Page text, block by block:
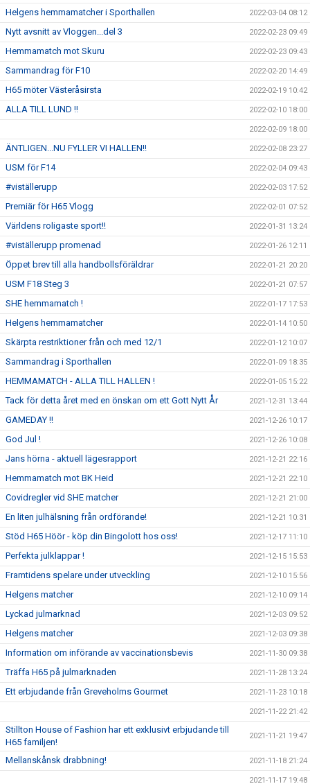
Helgens hemmamatcher i Sporthallen 2022-03-04 08:12
Nytt avsnitt av Vloggen...del 3 2022-02-23 09:49
Hemmamatch mot Skuru 2022-02-23 09:43
Sammandrag för F10 2022-02-20 14:49
H65 möter Västeråsirsta 2022-02-19 10:42
ALLA TILL LUND !! 2022-02-10 18:00
2022-02-09 18:00
ÄNTLIGEN...NU FYLLER VI HALLEN!! 2022-02-08 23:27
USM för F14 2022-02-04 09:43
#viställerupp 2022-02-03 17:52
Premiär för H65 Vlogg 2022-02-01 07:52
Världens roligaste sport!! 2022-01-31 13:24
#viställerupp promenad 2022-01-26 12:11
Öppet brev till alla handbollsföräldrar 2022-01-21 20:20
USM F18 Steg 3 2022-01-21 07:57
SHE hemmamatch ! 2022-01-17 17:53
Helgens hemmamatcher 2022-01-14 10:50
Skärpta restriktioner från och med 12/1 2022-01-12 10:07
Sammandrag i Sporthallen 2022-01-09 18:35
HEMMAMATCH - ALLA TILL HALLEN ! 2022-01-05 15:22
Tack för detta året med en önskan om ett Gott Nytt År 2021-12-31 13:44
GAMEDAY !! 2021-12-26 10:17
God Jul ! 2021-12-26 10:08
Jans hörna - aktuell lägesrapport 2021-12-21 22:16
Hemmamatch mot BK Heid 2021-12-21 22:10
Covidregler vid SHE matcher 2021-12-21 21:00
En liten julhälsning från ordförande! 2021-12-21 10:31
Stöd H65 Höör - köp din Bingolott hos oss! 2021-12-17 11:10
Perfekta julklappar ! 2021-12-15 15:53
Framtidens spelare under utveckling 2021-12-10 15:56
Helgens matcher 2021-12-10 09:14
Lyckad julmarknad 2021-12-03 09:52
Helgens matcher 2021-12-03 09:38
Information om införande av vaccinationsbevis 2021-11-30 09:38
Träffa H65 på julmarknaden 2021-11-28 13:24
Ett erbjudande från Greveholms Gourmet 2021-11-23 10:18
2021-11-22 21:42
Stillton House of Fashion har ett exklusivt erbjudande till
H65 familjen!
2021-11-21 19:47
Mellanskånsk drabbning! 2021-11-18 21:24
2021-11-17 19:48